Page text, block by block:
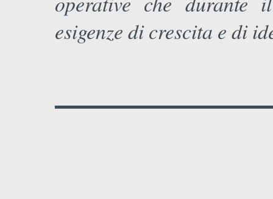
esigenze di crescita e di